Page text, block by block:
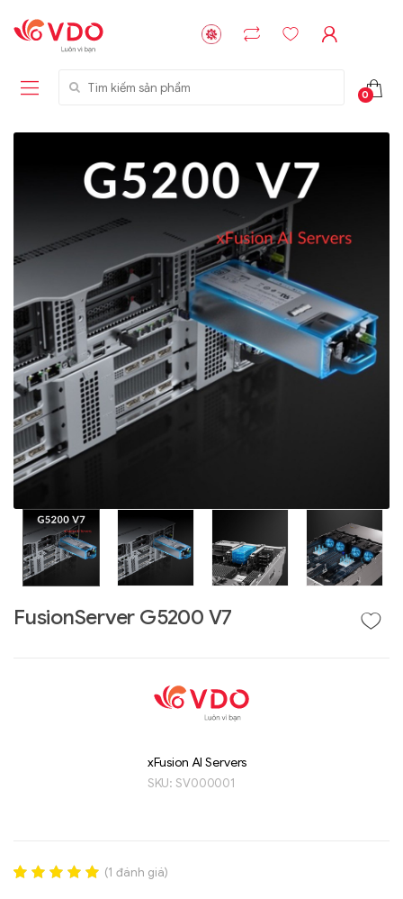
Tìm kiếm sản phẩm
0
FusionServer G5200 V7
xFusion AI Servers
SKU:SV000001
(1 đánh giá)
64GB - 15.36TB
Liên hệ
GIGABYTE
G593-ZD1 (rev.
AAX1)
G493-SB4 (rev.